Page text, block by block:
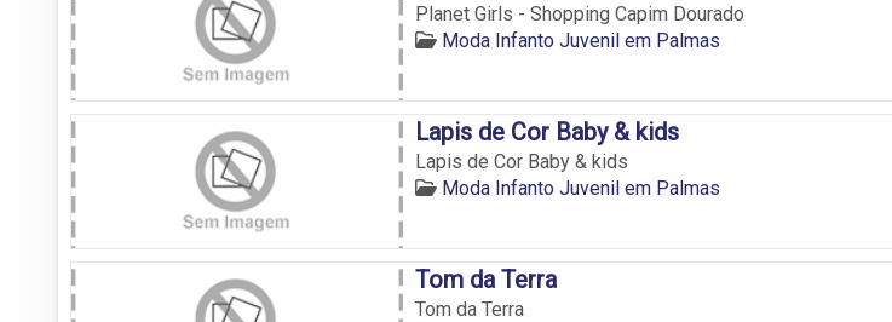
Planet Girls - Shopping Capim Dourado
Moda Infanto Juvenil em Palmas
Lapis de Cor Baby & kids
Lapis de Cor Baby & kids
Moda Infanto Juvenil em Palmas
Tom da Terra
Tom da Terra